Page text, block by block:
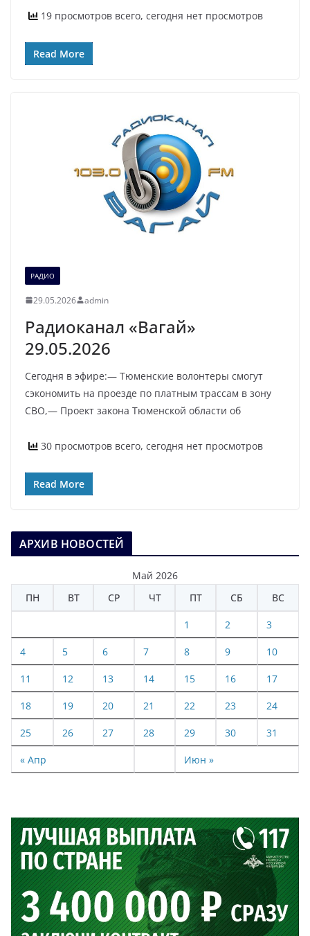
19 просмотров всего, сегодня нет просмотров
Read More
РАДИО
29.05.2026 admin
Радиоканал «Вагай»
29.05.2026
Сегодня в эфире:— Тюменские волонтеры смогут
сэкономить на проезде по платным трассам в зону
СВО,— Проект закона Тюменской области об
30 просмотров всего, сегодня нет просмотров
Read More
АРХИВ НОВОСТЕЙ
Май 2026
ПН
ВТ СР ЧТ ПТ СБ ВС
« Апр Июн »
1 2 3
4 5 6 7 8 9 10
11 12 13 14 15 16 17
18 19 20 21 22 23 24
25 26 27 28 29 30 31